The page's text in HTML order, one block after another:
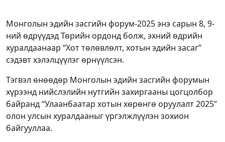
Монголын эдийн засгийн форум-2025 энэ сарын 8, 9-
ний өдрүүдэд Төрийн ордонд болж, эхний өдрийн
хуралдаанаар “Хот төлөвлөлт, хотын эдийн засаг”
сэдэвт хэлэлцүүлэг өрнүүлсэн.
Тэгвэл өнөөдөр Монголын эдийн засгийн форумын
хүрээнд нийслэлийн нутгийн захиргааны цогцолбор
байранд “Улаанбаатар хотын хөрөнгө оруулалт 2025”
олон улсын хуралдааныг үргэлжлүүлэн зохион
байгууллаа.